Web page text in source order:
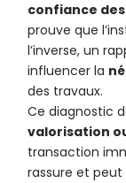
confiance
prouve que
l’inverse, un
influencer la
des travaux.
Ce diagnostic
valorisation
transaction
rassure et